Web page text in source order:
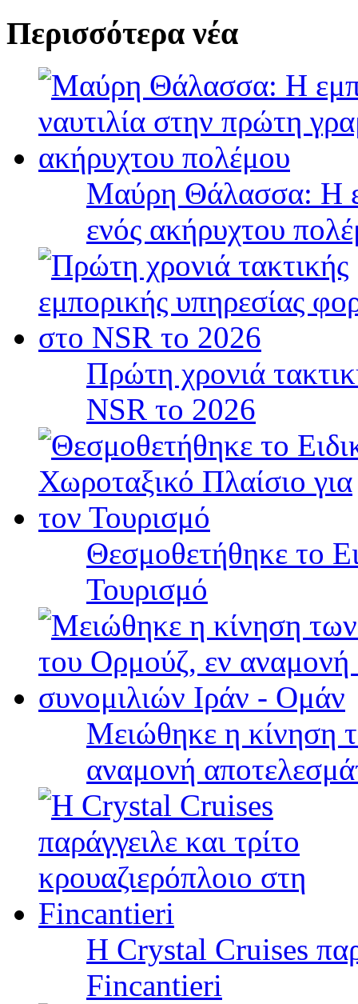
Περισσότερα νέα
Μαύρη Θάλασσα: Η
ενός ακήρυχτου
Πρώτη χρονιά
NSR το 2026
Θεσμοθετήθηκε το
Τουρισμό
Μειώθηκε η κίνηση
αναμονή
Η Crystal Cruises
Fincantieri